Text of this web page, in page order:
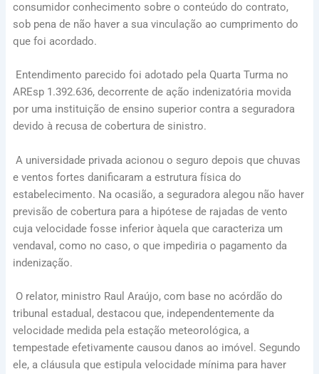
consumidor conhecimento sobre o conteúdo do contrato,
sob pena de não haver a sua vinculação ao cumprimento do
que foi acordado.
Entendimento parecido foi adotado pela Quarta Turma no
AREsp 1.392.636, decorrente de ação indenizatória movida
por uma instituição de ensino superior contra a seguradora
devido à recusa de cobertura de sinistro.
A universidade privada acionou o seguro depois que chuvas
e ventos fortes danificaram a estrutura física do
estabelecimento. Na ocasião, a seguradora alegou não haver
previsão de cobertura para a hipótese de rajadas de vento
cuja velocidade fosse inferior àquela que caracteriza um
vendaval, como no caso, o que impediria o pagamento da
indenização.
O relator, ministro Raul Araújo, com base no acórdão do
tribunal estadual, destacou que, independentemente da
velocidade medida pela estação meteorológica, a
tempestade efetivamente causou danos ao imóvel. Segundo
ele, a cláusula que estipula velocidade mínima para haver